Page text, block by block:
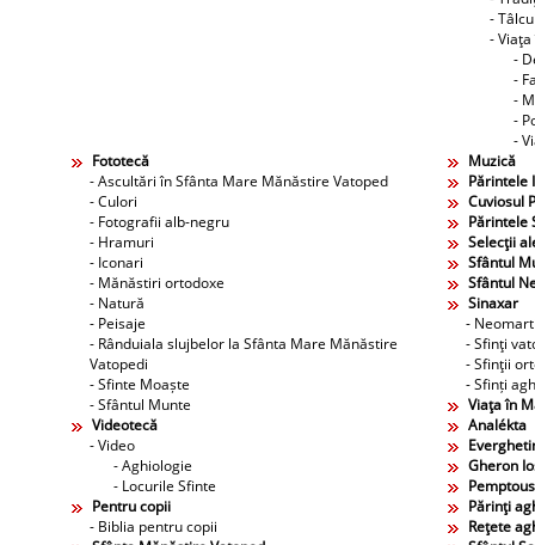
-
-
-
-
-
-
-
Fototecă
- Ascultări în Sfânta Mare Mănăstire Vatoped
- Culori
- Fotografii alb-negru
- Hramuri
- Iconari
- Mănăstiri ortodoxe
- Natură
- Peisaje
- Rânduiala slujbelor la Sfânta Mare Mănăstire
Vatopedi
- Sfinte Moaște
- Sfântul Munte
Muzică
Părintele
Cuviosul
Părintele
Selecţii
Sfântul
Sfântul
Sinaxar
-
- Sfinţi
- Sfinţii
- Sfinți
Viaţa în
Videotecă
- Video
- Aghiologie
- Locurile Sfinte
Analékta
Gheron
Pentru copii
- Biblia pentru copii
Părinţi
Reţete